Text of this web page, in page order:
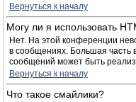
Вернуться к началу
Могу ли я использовать
Нет. На этой конференции
в сообщениях. Большая
сообщений может быть
Вернуться к началу
Что такое смайлики?